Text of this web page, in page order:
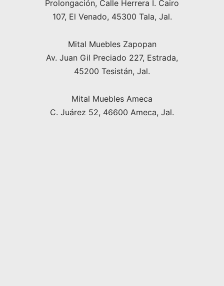
Prolongación, Calle Herrera I. Cairo
107, El Venado, 45300 Tala, Jal.
Mital Muebles Zapopan
Av. Juan Gil Preciado 227, Estrada,
45200 Tesistán, Jal.
Mital Muebles Ameca
C. Juárez 52, 46600 Ameca, Jal.